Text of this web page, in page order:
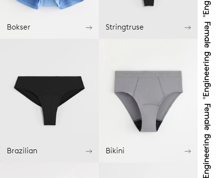
Bokser Stringtruse
Brazilian Bikini